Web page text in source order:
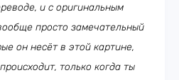
и с оригинальным
просто замечательный
он несёт в этой картине,
только когда ты